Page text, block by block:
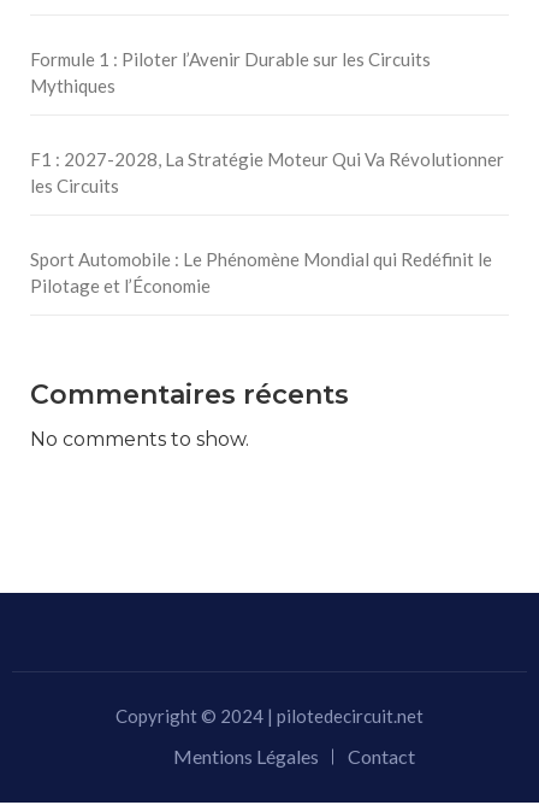
Formule 1 : Piloter l’Avenir Durable sur les Circuits
Mythiques
F1 : 2027-2028, La Stratégie Moteur Qui Va Révolutionner
les Circuits
Sport Automobile : Le Phénomène Mondial qui Redéfinit le
Pilotage et l’Économie
Commentaires récents
No comments to show.
Copyright © 2024 | pilotedecircuit.net
Mentions Légales Contact